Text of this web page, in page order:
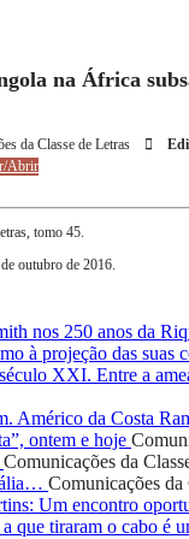
na África
da Classe de Letras
Abrir
tomo 45.
outubro de 2016.
nos 250 anos da
à projeção das suas
XXI. Entre a
Américo da Costa
ontem e hoje
Comunicações da
Comunicações da
Um encontro
que tiraram o cabo é